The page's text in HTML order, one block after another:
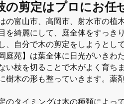
の剪定はプロにお任
の富山市、高岡市、射水市の植
を綺麗にして、庭全体をすっき
、自分で木の剪定をしようとし
岡庭苑】は葉全体に日光がいきわ
い枝を切ることで木がよく育ち
樹木の形も整っていきます。薬
のタイミングは木の種類によっ